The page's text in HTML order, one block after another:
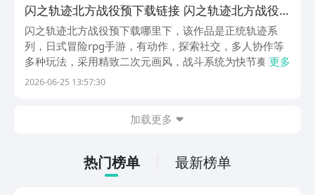
闪之轨迹北方战役预下载链接 闪之轨迹北方战役
预下载攻略
闪之轨迹北方战役预下载哪里下，该作品是正统轨迹系
列，日式冒险rpg手游，有动作，探索社交，多人协作等
多种玩法，采用精致二次元画风，战斗系统为快节奏回合
制，大家成为大陆最强佣兵团的成员，在这片大陆展开专
更多
2026-06-25 13:57:30
加载更多
热门榜单 最新榜单